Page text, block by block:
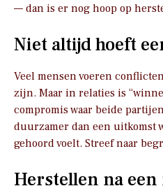
— dan is er nog hoop op
Niet altijd hoeft
Veel mensen voeren
zijn. Maar in relaties is
compromis waar beide
duurzamer dan een uitkomst
gehoord voelt. Streef naar
Herstellen na